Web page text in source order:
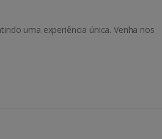
uma experiência única. Venha nos